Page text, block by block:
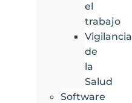
el
trabajo
Vigilancia
de
la
Salud
Software